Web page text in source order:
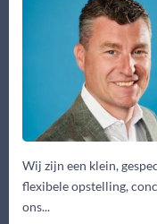
Wij zijn een klein,
flexibele opstelling,
ons...